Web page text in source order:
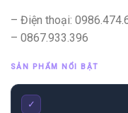
– Điện thoại:
– 0867.933.396
SẢN PHẨM NỔI BẬT
✓